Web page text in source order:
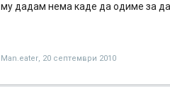
му дадам нема каде да одиме за
Man.eater, 20 септември 2010